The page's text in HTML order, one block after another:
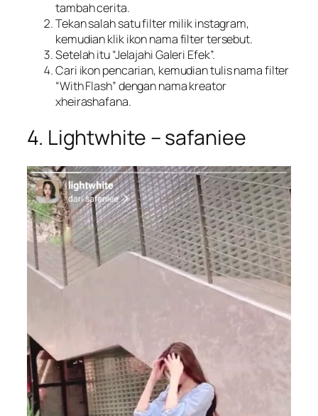
tambah cerita.
Tekan salah satu filter milik instagram,
kemudian klik ikon nama filter tersebut.
Setelah itu “Jelajahi Galeri Efek”.
Cari ikon pencarian, kemudian tulis nama filter
“With Flash” dengan nama kreator
xheirashafana.
4. Lightwhite – safaniee